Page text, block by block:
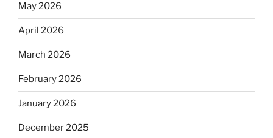
May 2026
April 2026
March 2026
February 2026
January 2026
December 2025